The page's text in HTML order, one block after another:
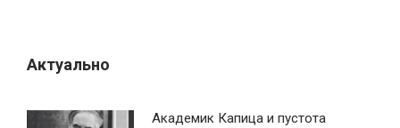
Актуально
Академик Капица и пустота